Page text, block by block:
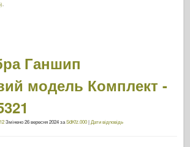
Ганшип
модель Комплект -
Змінено26 вересня 2024заSdKfz.000| Дати відповідь